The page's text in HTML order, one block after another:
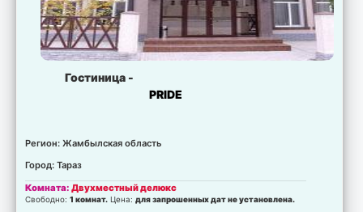
Гостиница -
PRIDE
Регион: Жамбылская область
Город: Тараз
Комната:Двухместный делюкс
Свободно:1 комнат. Цена:для запрошенных дат не установлена.